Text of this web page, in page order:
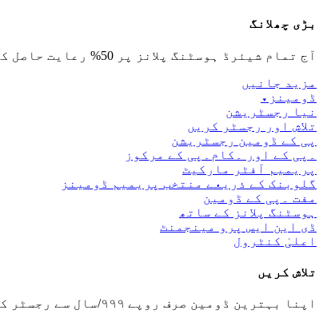
بڑی چھلانگ
آج تمام شیئرڈ ہوسٹنگ پلانز پر 50% رعایت حاصل کریں!
مزید جانیں
ڈومینز ▾
نیا رجسٹریشن
تلاش اور رجسٹر کریں
پی کے ڈومین رجسٹریشن
۔پی کے اور ۔کام۔پی کے مرکوز
پریمیم آفٹر مارکیٹ
گلوبنک کے ذریعے منتخب پریمیم ڈومینز
مفت ۔پی کے ڈومین
ہوسٹنگ پلانز کے ساتھ
ڈی این ایس پرو مینجمنٹ
اعلیٰ کنٹرول
تلاش کریں
اپنا بہترین ڈومین صرف روپے ۹۹۹/سال سے رجسٹر کریں۔